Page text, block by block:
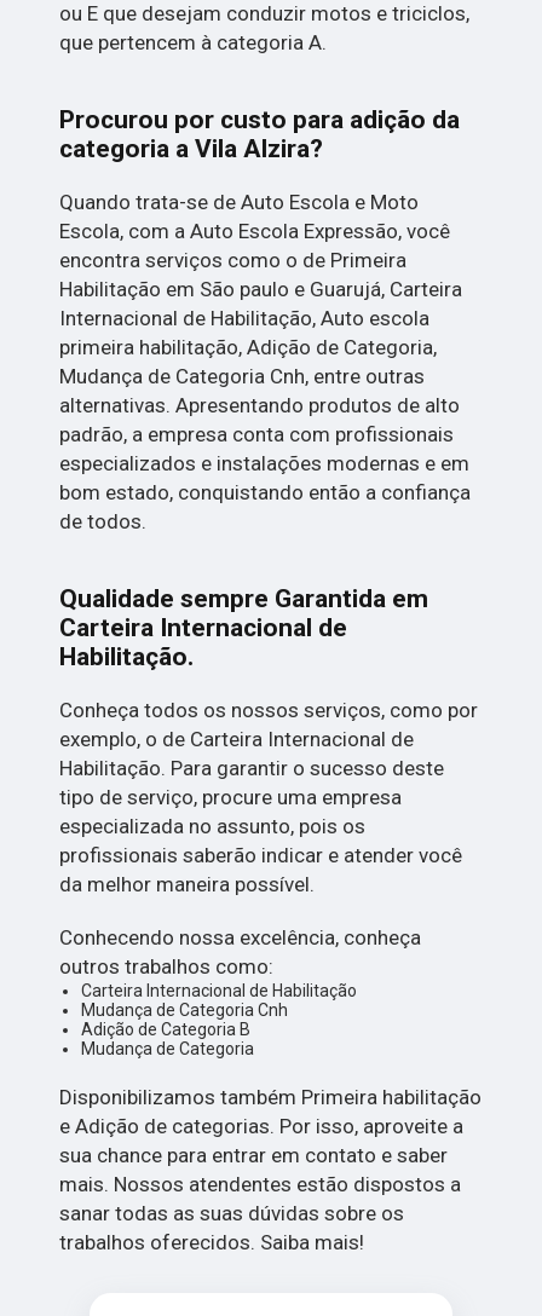
ou E que desejam conduzir motos e triciclos,
que pertencem à categoria A.
Procurou por custo para adição da
categoria a Vila Alzira?
Quando trata-se de Auto Escola e Moto
Escola, com a Auto Escola Expressão, você
encontra serviços como o de Primeira
Habilitação em São paulo e Guarujá, Carteira
Internacional de Habilitação, Auto escola
primeira habilitação, Adição de Categoria,
Mudança de Categoria Cnh, entre outras
alternativas. Apresentando produtos de alto
padrão, a empresa conta com profissionais
especializados e instalações modernas e em
bom estado, conquistando então a confiança
de todos.
Qualidade sempre Garantida em
Carteira Internacional de
Habilitação.
Conheça todos os nossos serviços, como por
exemplo, o de Carteira Internacional de
Habilitação. Para garantir o sucesso deste
tipo de serviço, procure uma empresa
especializada no assunto, pois os
profissionais saberão indicar e atender você
da melhor maneira possível.
Conhecendo nossa excelência, conheça
outros trabalhos como:
Carteira Internacional de Habilitação
Mudança de Categoria Cnh
Adição de Categoria B
Mudança de Categoria
Disponibilizamos também Primeira habilitação
e Adição de categorias. Por isso, aproveite a
sua chance para entrar em contato e saber
mais. Nossos atendentes estão dispostos a
sanar todas as suas dúvidas sobre os
trabalhos oferecidos. Saiba mais!